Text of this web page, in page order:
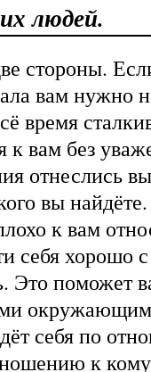
людей.
стороны.
вам нужно
время
к вам без
отнеслись
вы
к вам
себя хорошо
Это поможет
себя по
к кому